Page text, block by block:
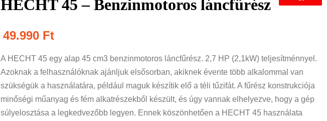
HECHT 45 – Benzinmotoros láncfűrész
49.990 Ft
A HECHT 45 egy alap 45 cm3 benzinmotoros láncfűrész. 2,7 HP (2,1kW) teljesítménnyel.
Azoknak a felhasználóknak ajánljuk elsősorban, akiknek évente több alkalommal van
szükségük a használatára, például maguk készítik elő a téli tűzifát. A fűrész konstrukciója
minőségi műanyag és fém alkatrészekből készült, és úgy vannak elhelyezve, hogy a gép
súlyelosztása a legkedvezőbb legyen. Ennek köszönhetően a HECHT 45 használata